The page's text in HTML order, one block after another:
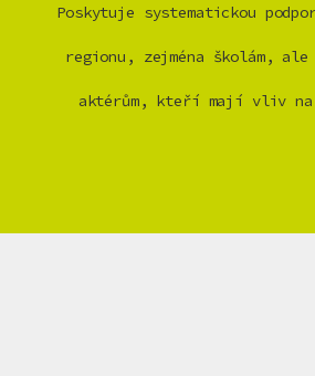
Poskytuje systematickou
regionu, zejména školám,
aktérům, kteří mají vliv na